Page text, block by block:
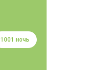
1001 ночь